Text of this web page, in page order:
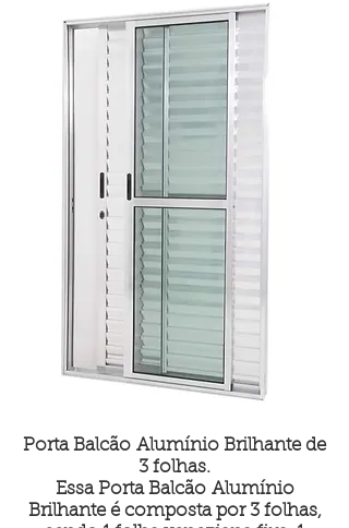
Porta Balcão Alumínio Brilhante de
3 folhas.
Essa Porta Balcão Alumínio
Brilhante é composta por 3 folhas,